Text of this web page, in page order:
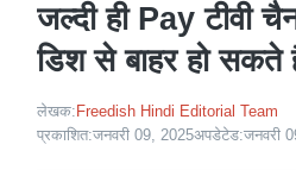
जल्दी ही Pay टीवी
डिश से बाहर हो सकते
लेखक: Freedish Hindi Editorial Team
प्रकाशित:जनवरी 09, 2025अपडेटेड:जनवरी